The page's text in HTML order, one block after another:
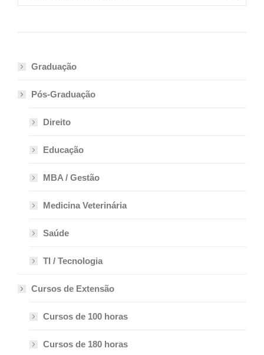
Graduação
Pós-Graduação
Direito
Educação
MBA / Gestão
Medicina Veterinária
Saúde
TI / Tecnologia
Cursos de Extensão
Cursos de 100 horas
Cursos de 180 horas